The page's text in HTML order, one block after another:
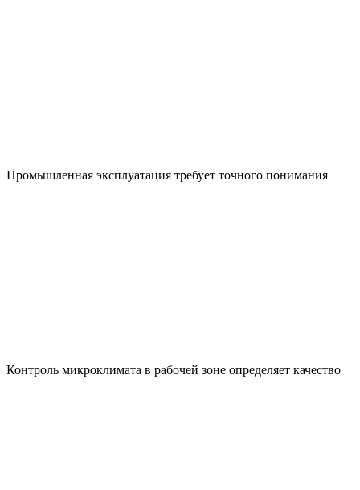
Промышленная эксплуатация требует точного понимания
Контроль микроклимата в рабочей зоне определяет качество